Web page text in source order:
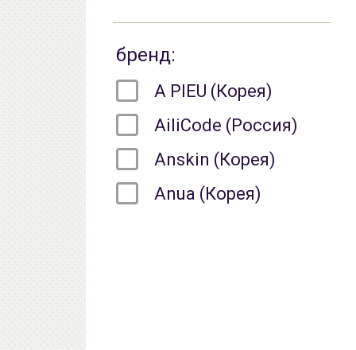
бренд:
A PIEU (Корея)
AiliCode (Россия)
Anskin (Корея)
Anua (Корея)